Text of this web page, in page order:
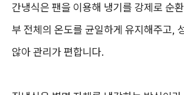
간냉식은 팬을 이용해 냉기를 강제로 순
부 전체의 온도를 균일하게 유지해주고,
않아 관리가 편합니다.